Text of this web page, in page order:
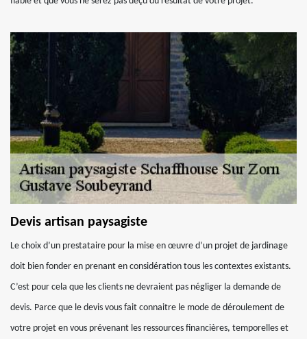
Devis artisan paysagiste
Le choix d’un prestataire pour la mise en œuvre d’un projet de jardinage
doit bien fonder en prenant en considération tous les contextes existants.
C’est pour cela que les clients ne devraient pas négliger la demande de
devis. Parce que le devis vous fait connaitre le mode de déroulement de
votre projet en vous prévenant les ressources financières, temporelles et